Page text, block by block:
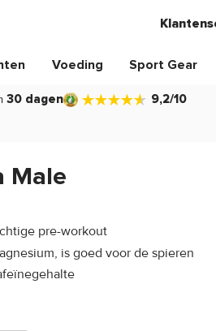
Voeding Sport Gear
30 dagen 9,2/10
Male
pre-workout
is goed voor de spieren